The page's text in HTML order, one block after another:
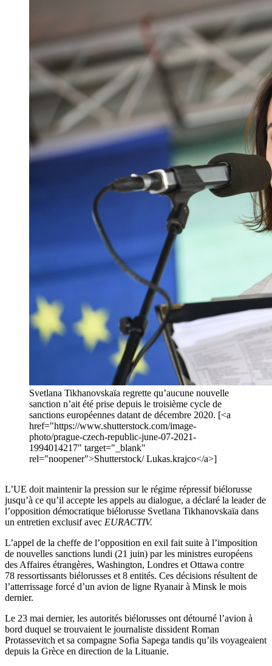
Svetlana Tikhanovskaïa regrette qu’aucune nouvelle
sanction n’ait été prise depuis le troisième cycle de
sanctions européennes datant de décembre 2020. [<a
href="https://www.shutterstock.com/image-
photo/prague-czech-republic-june-07-2021-
1994014217" target="_blank"
rel="noopener">Shutterstock/ Lukas.krajco</a>]
L’UE doit maintenir la pression sur le régime répressif biélorusse
jusqu’à ce qu’il accepte les appels au dialogue, a déclaré la leader de
l’opposition démocratique biélorusse Svetlana Tikhanovskaïa dans
un entretien exclusif avec EURACTIV.
L’appel de la cheffe de l’opposition en exil fait suite à l’imposition
de nouvelles sanctions lundi (21 juin) par les ministres européens
des Affaires étrangères, Washington, Londres et Ottawa contre
78 ressortissants biélorusses et 8 entités. Ces décisions résultent de
l’atterrissage forcé d’un avion de ligne Ryanair à Minsk le mois
dernier.
Le 23 mai dernier, les autorités biélorusses ont détourné l’avion à
bord duquel se trouvaient le journaliste dissident Roman
Protassevitch et sa compagne Sofia Sapega tandis qu’ils voyageaient
depuis la Grèce en direction de la Lituanie.